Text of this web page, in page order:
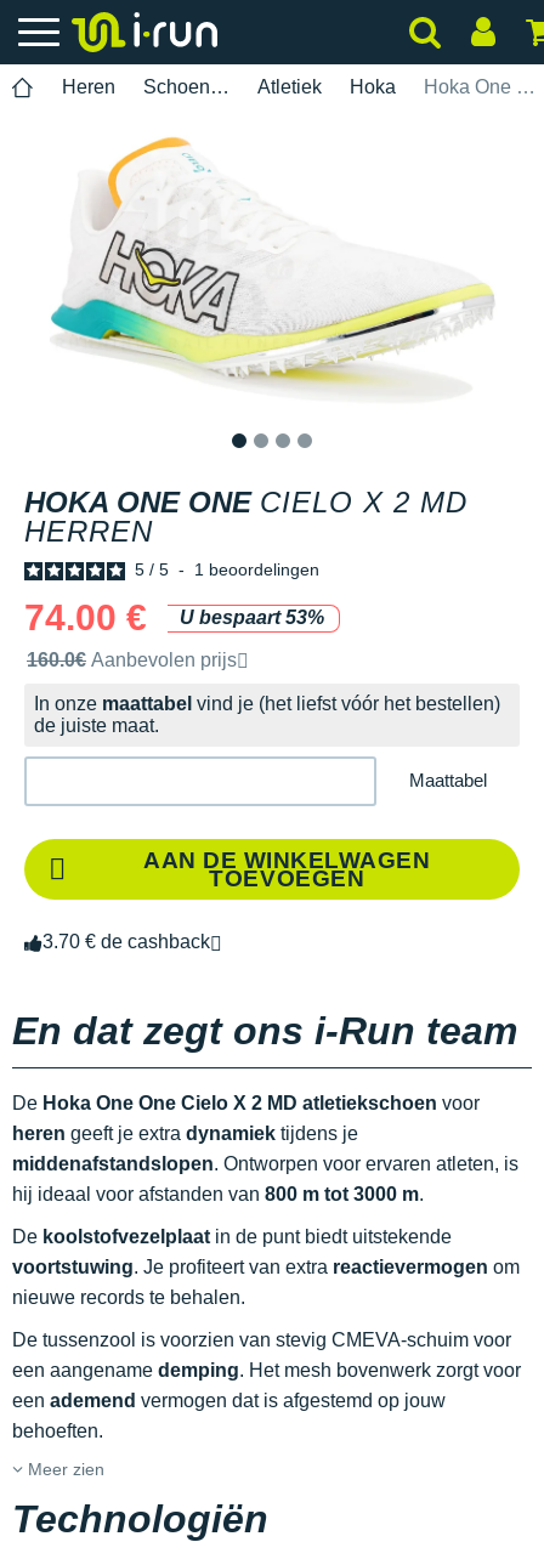
Heren Schoenen Atletiek Hoka Hoka One One Cielo X 2 MD Herren
HOKA ONE ONE CIELO X 2 MD
HERREN
5 / 5 - 1 beoordelingen
74.00 €
U bespaart 53%
Door het merk aanbevolen verkoopprijs
160.0€ Aanbevolen prijs
In onze maattabel vind je (het liefst vóór het bestellen)
de juiste maat.
Maattabel
AAN DE WINKELWAGEN
TOEVOEGEN
3.70 € de cashback
En dat zegt ons i-Run team
De Hoka One One Cielo X 2 MD atletiekschoen voor
heren geeft je extra dynamiek tijdens je
middenafstandslopen. Ontworpen voor ervaren atleten, is
hij ideaal voor afstanden van 800 m tot 3000 m.
De koolstofvezelplaat in de punt biedt uitstekende
voortstuwing. Je profiteert van extra reactievermogen om
nieuwe records te behalen.
De tussenzool is voorzien van stevig CMEVA-schuim voor
een aangename demping. Het mesh bovenwerk zorgt voor
een ademend vermogen dat is afgestemd op jouw
behoeften.
Meer zien
Technologiën